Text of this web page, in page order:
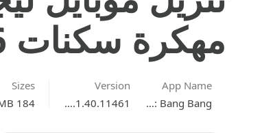
مهكرة سكنات 2026 للاندرويد
App Name
Mobile Legends: Bang Bang
Version
22.1.40.11461
Sizes
184 MB